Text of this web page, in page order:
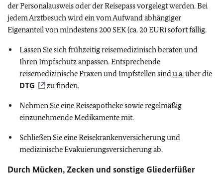
der Personalausweis oder der Reisepass vorgelegt werden. Bei
jedem Arztbesuch wird ein vom Aufwand abhängiger
Eigenanteil von mindestens 200 SEK (ca. 20 EUR) sofort fällig.
Lassen Sie sich frühzeitig reisemedizinisch beraten und
Ihren Impfschutz anpassen. Entsprechende
reisemedizinische Praxen und Impfstellen sindu.a.über die
DTG
zu finden.
Nehmen Sie eine Reiseapotheke sowie regelmäßig
einzunehmende Medikamente mit.
Schließen Sie eine Reisekrankenversicherung und
medizinische Evakuierungsversicherung ab.
Durch Mücken, Zecken und sonstige Gliederfüßer